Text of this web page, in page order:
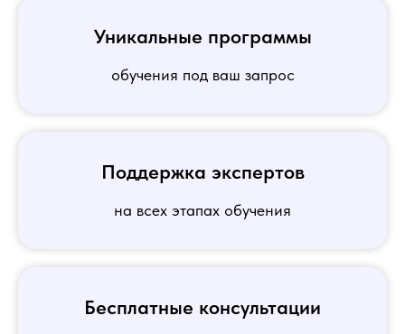
Уникальные программы
обучения под ваш запрос
Поддержка экспертов
на всех этапах обучения
Бесплатные консультации